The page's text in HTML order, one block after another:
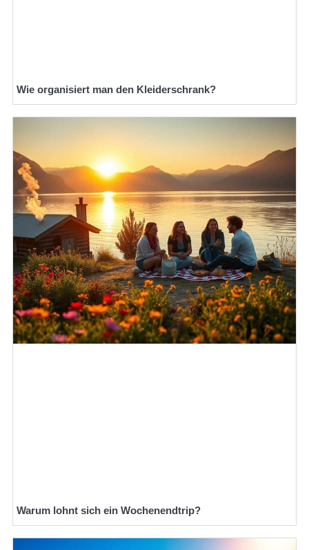
Wie organisiert man den Kleiderschrank?
Warum lohnt sich ein Wochenendtrip?